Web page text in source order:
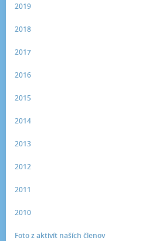
2019
2018
2017
2016
2015
2014
2013
2012
2011
2010
Foto z aktivít naších členov